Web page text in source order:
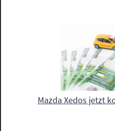
Mazda Xedos jetzt